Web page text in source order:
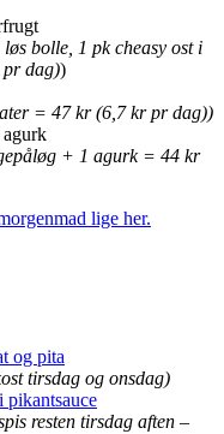
bolle, 1 pk cheasy ost i
pr dag))
= 47 kr (6,7 kr pr dag))
+ 1 agurk = 44 kr
lige her.
og pita
tirsdag og onsdag)
resten tirsdag aften –